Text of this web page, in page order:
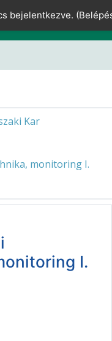
bejelentkezve. (
Kar
monitoring I.
I.